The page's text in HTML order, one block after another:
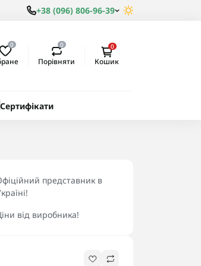
+38 (096) 806-96-39
0 0
Порівняти
0
Кошик
Сертифікати
представник в
від виробника!